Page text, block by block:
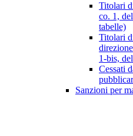
Titolari
co. 1,
tabelle)
Titolari
1-bis,
Cessati
Sanzioni per